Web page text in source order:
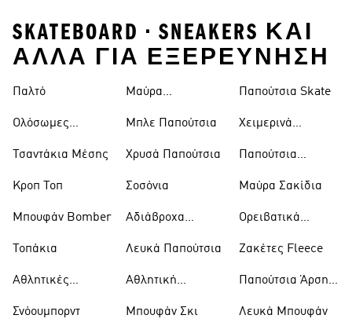
SKATEBOARD • SNEAKERS ΚΑΙ
ΑΛΛΑ ΓΙΑ ΕΞΕΡΕΥΝΗΣΗ
Παλτό
Ολόσωμες
Τσαντάκια Μέσης
Κροπ Τοπ
Μπουφάν Bomber
Τοπάκια
Αθλητικές
Σνόουμπορντ
Μαύρα
Μπλε Παπούτσια
Χρυσά Παπούτσια
Σοσόνια
Αδιάβροχα
Λευκά Παπούτσια
Αθλητική
Μπουφάν Σκι
Παπούτσια Skate
Χειμερινά
Παπούτσια
Μαύρα Σακίδια
Ορειβατικά
Ζακέτες Fleece
Παπούτσια Άρσης
Λευκά Μπουφάν